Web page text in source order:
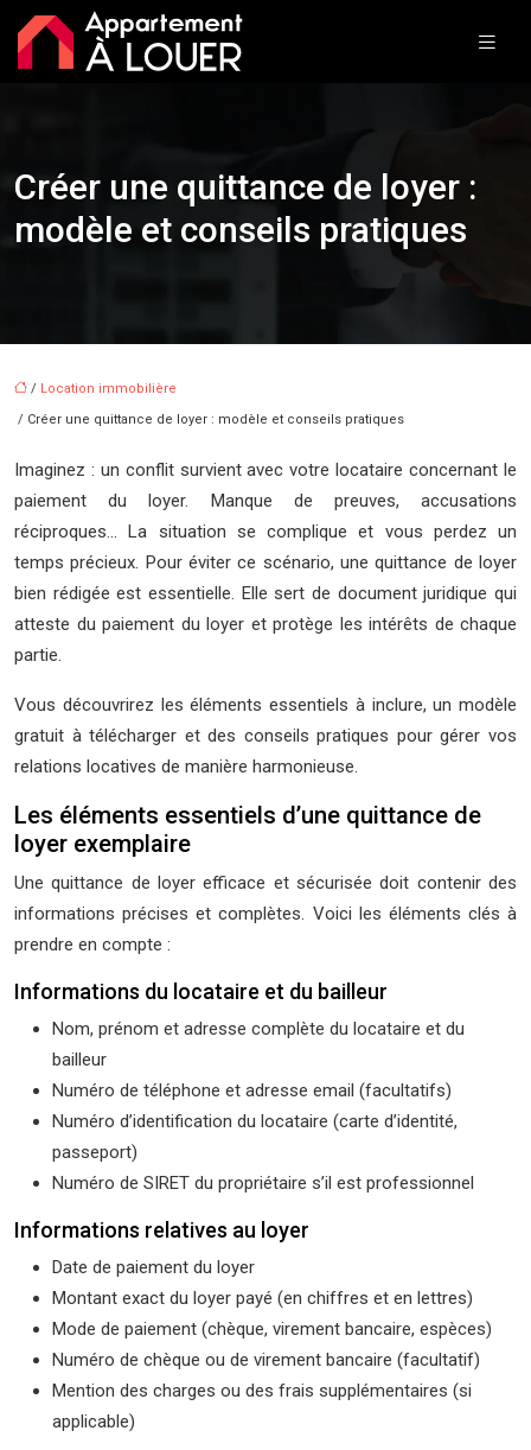
Créer une quittance de loyer :
modèle et conseils pratiques
/ Location immobilière
/ Créer une quittance de loyer : modèle et conseils pratiques
Imaginez : un conflit survient avec votre locataire concernant le
paiement du loyer. Manque de preuves, accusations
réciproques… La situation se complique et vous perdez un
temps précieux. Pour éviter ce scénario, une quittance de loyer
bien rédigée est essentielle. Elle sert de document juridique qui
atteste du paiement du loyer et protège les intérêts de chaque
partie.
Vous découvrirez les éléments essentiels à inclure, un modèle
gratuit à télécharger et des conseils pratiques pour gérer vos
relations locatives de manière harmonieuse.
Les éléments essentiels d’une quittance de
loyer exemplaire
Une quittance de loyer efficace et sécurisée doit contenir des
informations précises et complètes. Voici les éléments clés à
prendre en compte :
Informations du locataire et du bailleur
Nom, prénom et adresse complète du locataire et du
bailleur
Numéro de téléphone et adresse email (facultatifs)
Numéro d’identification du locataire (carte d’identité,
passeport)
Numéro de SIRET du propriétaire s’il est professionnel
Informations relatives au loyer
Date de paiement du loyer
Montant exact du loyer payé (en chiffres et en lettres)
Mode de paiement (chèque, virement bancaire, espèces)
Numéro de chèque ou de virement bancaire (facultatif)
Mention des charges ou des frais supplémentaires (si
applicable)